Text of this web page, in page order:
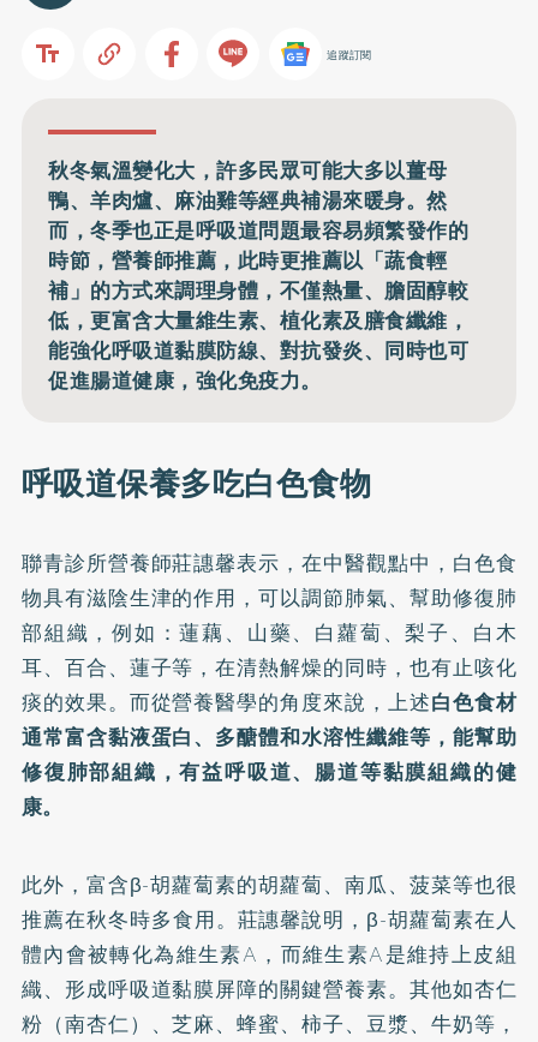
追蹤訂閱
秋冬氣溫變化大，許多民眾可能大多以薑母
鴨、羊肉爐、麻油雞等經典補湯來暖身。然
而，冬季也正是呼吸道問題最容易頻繁發作的
時節，營養師推薦，此時更推薦以「蔬食輕
補」的方式來調理身體，不僅熱量、膽固醇較
低，更富含大量維生素、植化素及膳食纖維，
能強化呼吸道黏膜防線、對抗發炎、同時也可
促進腸道健康，強化免疫力。
呼吸道保養多吃白色食物
聯青診所營養師莊譓馨表示，在中醫觀點中，白色食
物具有滋陰生津的作用，可以調節肺氣、幫助修復肺
部組織，例如：蓮藕、山藥、白蘿蔔、梨子、白木
耳、百合、蓮子等，在清熱解燥的同時，也有止咳化
痰的效果。而從營養醫學的角度來說，上述白色食材
通常富含黏液蛋白、多醣體和水溶性纖維等，能幫助
修復肺部組織，有益呼吸道、腸道等黏膜組織的健
康。
此外，富含β-胡蘿蔔素的胡蘿蔔、南瓜、菠菜等也很
推薦在秋冬時多食用。莊譓馨說明，β-胡蘿蔔素在人
體內會被轉化為維生素A，而維生素A是維持上皮組
織、形成呼吸道黏膜屏障的關鍵營養素。其他如杏仁
粉（南杏仁）、芝麻、蜂蜜、柿子、豆漿、牛奶等，